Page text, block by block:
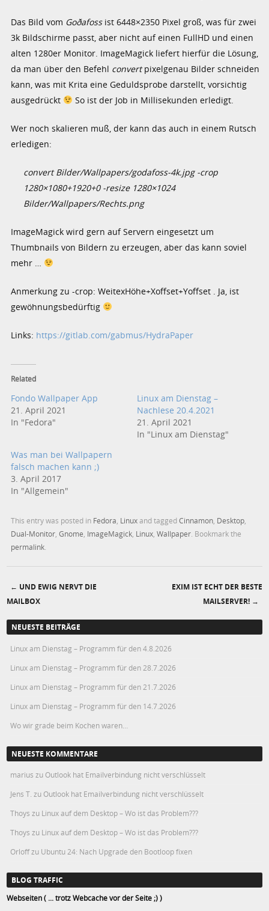
Das Bild vom Goðafossist 6448×2350 Pixel groß, was für zwei
3k Bildschirme passt, aber nicht auf einen FullHD und einen
alten 1280er Monitor. ImageMagick liefert hierfür die Lösung,
da man über den Befehl convertpixelgenau Bilder schneiden
kann, was mit Krita eine Geduldsprobe darstellt, vorsichtig
ausgedrückt
So ist der Job in Millisekunden erledigt.
Wer noch skalieren muß, der kann das auch in einem Rutsch
erledigen:
convert Bilder/Wallpapers/godafoss-4k.jpg -crop
1280×1080+1920+0 -resize 1280×1024
Bilder/Wallpapers/Rechts.png
ImageMagick wird gern auf Servern eingesetzt um
Thumbnails von Bildern zu erzeugen, aber das kann soviel
mehr …
Anmerkung zu -crop: WeitexHöhe+Xoffset+Yoffset . Ja, ist
gewöhnungsbedürftig
Links: https://gitlab.com/gabmus/HydraPaper
Related
Fondo Wallpaper App
21. April 2021
In "Fedora"
Linux am Dienstag –
Nachlese 20.4.2021
21. April 2021
In "Linux am Dienstag"
Was man bei Wallpapern
falsch machen kann ;)
3. April 2017
In "Allgemein"
This entry was posted in Fedora Linuxand taggedCinnamon Desktop
Dual-Monitor ,Gnome ImageMagick Linux ,Wallpaper . Bookmark the
permalink
Post navigation
← UND EWIG NERVT DIE
MAILBOX
EXIM IST ECHT DER BESTE
MAILSERVER! →
NEUESTE BEITRÄGE
Linux am Dienstag – Programm für den 4.8.2026
Linux am Dienstag – Programm für den 28.7.2026
Linux am Dienstag – Programm für den 21.7.2026
Linux am Dienstag – Programm für den 14.7.2026
Wo wir grade beim Kochen waren…
NEUESTE KOMMENTARE
marius zu Outlook hat Emailverbindung nicht verschlüsselt
Jens T. zu Outlook hat Emailverbindung nicht verschlüsselt
Thoys zu Linux auf dem Desktop – Wo ist das Problem???
Thoys zu Linux auf dem Desktop – Wo ist das Problem???
Orloffzu Ubuntu 24: Nach Upgrade den Bootloop fixen
BLOG TRAFFIC
Webseiten ( ... trotz Webcache vor der Seite ;) )